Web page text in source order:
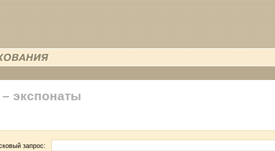
экспонаты
запрос: